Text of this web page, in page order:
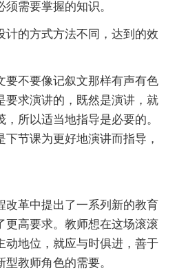
需要掌握的知识。
计的方式方法不同，达到的效
要不要像记叙文那样有声有色
要求演讲的，既然是演讲，就
所以适当地指导是必要的。
节课为更好地演讲而指导，
改革中提出了一系列新的教育
更高要求。教师想在这场滚滚
动地位，就应与时俱进，善于
教师角色的需要。